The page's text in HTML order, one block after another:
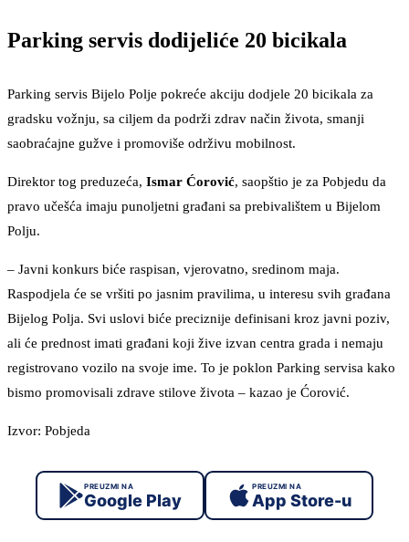
Parking servis dodijeliće 20 bicikala
Parking servis Bijelo Polje pokreće akciju dodjele 20 bicikala za
gradsku vožnju, sa ciljem da podrži zdrav način života, smanji
saobraćajne gužve i promoviše održivu mobilnost.
Direktor tog preduzeća, Ismar Ćorović, saopštio je za Pobjedu da
pravo učešća imaju punoljetni građani sa prebivalištem u Bijelom
Polju.
– Javni konkurs biće raspisan, vjerovatno, sredinom maja.
Raspodjela će se vršiti po jasnim pravilima, u interesu svih građana
Bijelog Polja. Svi uslovi biće preciznije definisani kroz javni poziv,
ali će prednost imati građani koji žive izvan centra grada i nemaju
registrovano vozilo na svoje ime. To je poklon Parking servisa kako
bismo promovisali zdrave stilove života – kazao je Ćorović.
Izvor: Pobjeda
PREUZMI NA
Google Play
PREUZMI NA
App Store-u